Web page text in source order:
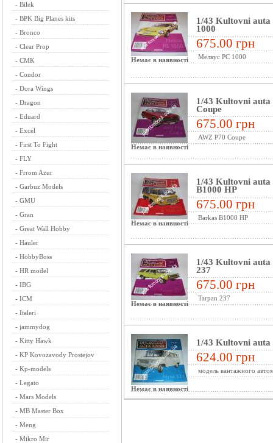
- Bilek
- BPK Big Planes kits
- Bronco
- Clear Prop
- CMK
- Condor
- Dora Wings
- Dragon
- Eduard
- Excel
- First To Fight
- FLY
- Frrom Azur
- Garbuz Models
- GMU
- Gran
- Great Wall Hobby
- Hauler
- HobbyBoss
- HR model
- IBG
- ICM
- Italeri
- jammydog
- Kitty Hawk
- KP Kovozavody Prostejov
- Kp-models
- Legato
- Mars Models
- MB Master Box
- Meng
- Mikro Mir
Немає в наявності
1/43 Kultovni auta
1000
675.00 грн
Мелкус РС 1000
Немає в наявності
1/43 Kultovni auta
Coupe
675.00 грн
AWZ P70 Coupe
Немає в наявності
1/43 Kultovni auta
B1000 HP
675.00 грн
Barkas B1000 HP
Немає в наявності
1/43 Kultovni auta
237
675.00 грн
Tarpan 237
Немає в наявності
1/43 Kultovni auta
624.00 грн
модель вантажного